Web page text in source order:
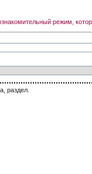
режим,
раздел.